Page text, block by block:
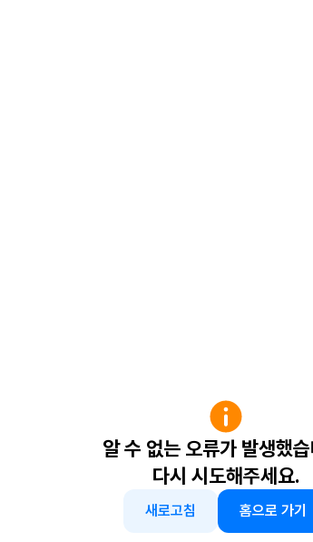
알 수 없는 오류가 발생했
다시 시도해주세요.
새로고침 홈으로 가기